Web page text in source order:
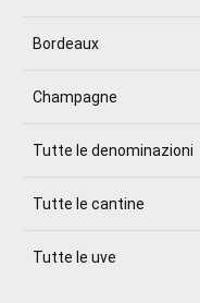
Bordeaux
Champagne
Tutte le denominazioni
Tutte le cantine
Tutte le uve